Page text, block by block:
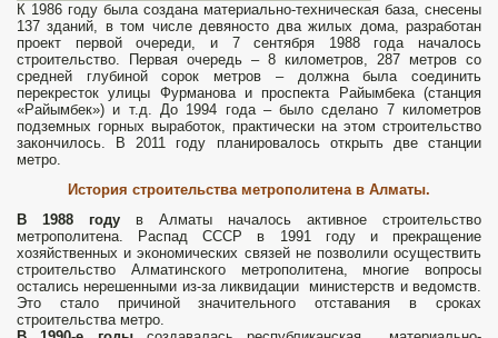
К 1986 году была создана материально-техническая база, снесены
137 зданий, в том числе девяносто два жилых дома, разработан
проект первой очереди, и 7 сентября 1988 года началось
строительство. Первая очередь – 8 километров, 287 метров со
средней глубиной сорок метров – должна была соединить
перекресток улицы Фурманова и проспекта Райымбека (станция
«Райымбек») и т.д. До 1994 года – было сделано 7 километров
подземных горных выработок, практически на этом строительство
закончилось. В 2011 году планировалось открыть две станции
метро.
История строительства метрополитена в Алматы.
В 1988 году в Алматы началось активное строительство
метрополитена. Распад СССР в 1991 году и прекращение
хозяйственных и экономических связей не позволили осуществить
строительство Алматинского метрополитена, многие вопросы
остались нерешенными из-за ликвидации министерств и ведомств.
Это стало причиной значительного отставания в сроках
строительства метро.